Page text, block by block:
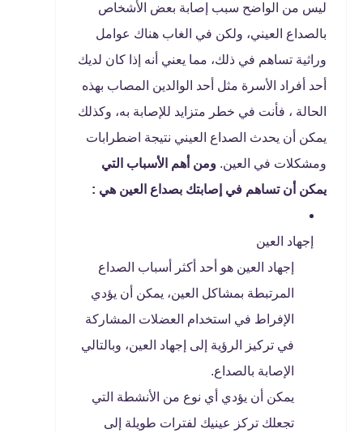
ليس من الواضح سبب إصابة بعض الأشخاص
بالصداع العيني، ولكن في الغاب هناك عوامل
وراثية تساهم في ذلك، مما يعني أنه إذا كان لديك
أحد أفراد الأسرة مثل أحد الوالدين المصاب بهذه
الحالة ، فأنت في خطر متزايد للإصابة به، وكذلك
يمكن أن يحدث الصداع العيني نتيجة اضطرابات
ومشكلات في العين. ومن أهم الأسباب التي
يمكن أن تساهم في إصابتك بصداع العين هي :
إجهاد العين
إجهاد العين هو أحد أكثر أسباب الصداع
المرتبطة بمشاكل العين، يمكن أن يؤدي
الإفراط في استخدام العضلات المشاركة
في تركيز الرؤية إلى إجهاد العين، وبالتالي
الإصابة بالصداع.
يمكن أن يؤدي أي نوع من الأنشطة التي
تجعلك تركز عينيك لفترات طويلة إلى